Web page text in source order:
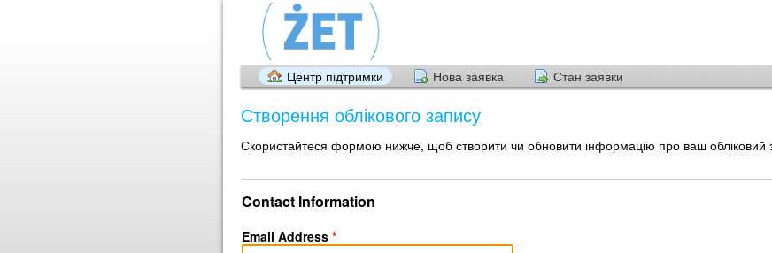
Центр підтримки Нова заявка Стан заявки
Створення облікового запису
Скористайтеся формою нижче, щоб створити чи обновити інформацію про ваш обліковий
Contact Information
Email Address *